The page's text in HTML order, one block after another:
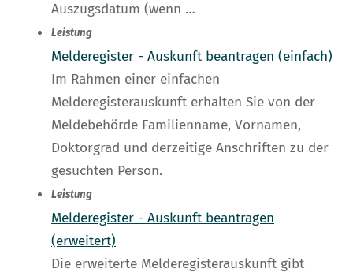
Auszugsdatum (wenn …
Leistung
Melderegister - Auskunft beantragen (einfach)
Im Rahmen einer einfachen
Melderegisterauskunft erhalten Sie von der
Meldebehörde Familienname, Vornamen,
Doktorgrad und derzeitige Anschriften zu der
gesuchten Person.
Leistung
Melderegister - Auskunft beantragen
(erweitert)
Die erweiterte Melderegisterauskunft gibt